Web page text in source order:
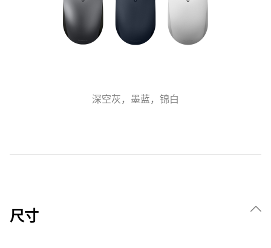
深空灰，墨蓝，锦白
尺寸